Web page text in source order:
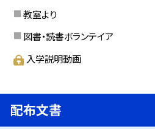
教室より
図書・読書ボランテイア
入学説明動画
配布文書